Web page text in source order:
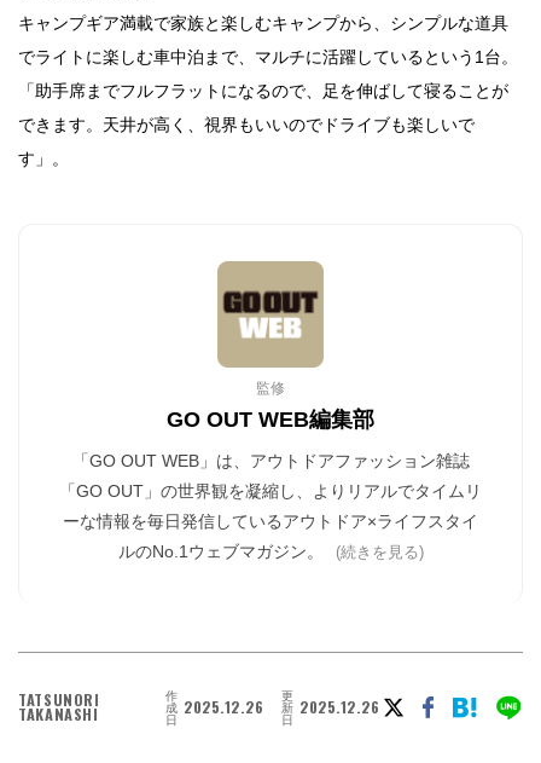
キャンプギア満載で家族と楽しむキャンプから、シンプルな道具
でライトに楽しむ車中泊まで、マルチに活躍しているという1台。
「助手席までフルフラットになるので、足を伸ばして寝ることが
できます。天井が高く、視界もいいのでドライブも楽しいで
す」。
監修
GO OUT WEB編集部
「GO OUT WEB」は、アウトドアファッション雑誌
「GO OUT」の世界観を凝縮し、よりリアルでタイムリ
ーな情報を毎日発信しているアウトドア×ライフスタイ
ルのNo.1ウェブマガジン。
(続きを見る)
TATSUNORI
TAKANASHI
作
成
日
2025.12.26 更
新
日
2025.12.26